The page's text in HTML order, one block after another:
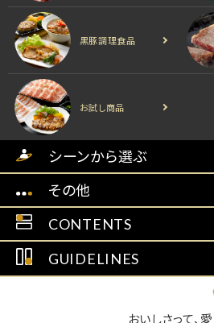
黒豚調理食品
お試し商品
シーンから選ぶ
その他
CONTENTS
GUIDELINES
おいしさって、愛